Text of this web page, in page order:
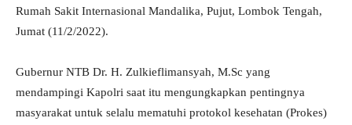
Rumah Sakit Internasional Mandalika, Pujut, Lombok Tengah,
Jumat (11/2/2022).
Gubernur NTB Dr. H. Zulkieflimansyah, M.Sc yang
mendampingi Kapolri saat itu mengungkapkan pentingnya
masyarakat untuk selalu mematuhi protokol kesehatan (Prokes)